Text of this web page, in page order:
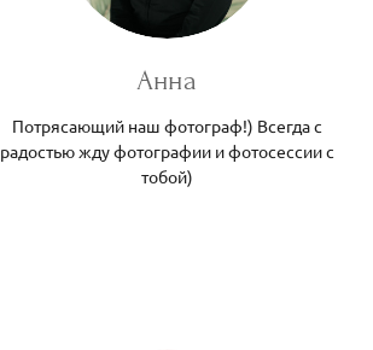
Анна
Потрясающий наш фотограф!) Всегда с
радостью жду фотографии и фотосессии с
тобой)